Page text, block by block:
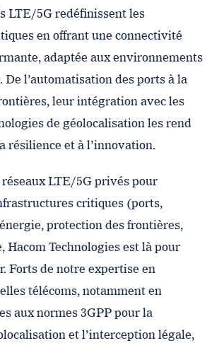
LTE/5G redéfinissent les
en offrant une connectivité
adaptée aux environnements
De l’automatisation des ports à la
leur intégration avec les
de géolocalisation les rend
résilience et à l’innovation.
LTE/5G privés pour
critiques (ports,
protection des frontières,
Hacom Technologies est là pour
Forts de notre expertise en
télécoms, notamment en
aux normes 3GPP pour la
et l’interception légale,